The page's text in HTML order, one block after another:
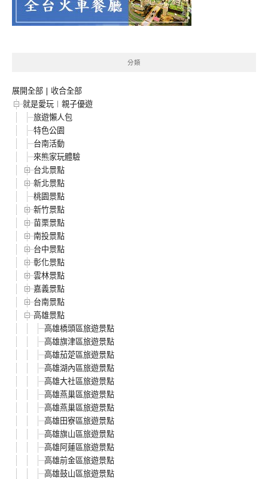
分類
展開全部 | 收合全部
就是愛玩︱親子優遊
旅遊懶人包
特色公園
台南活動
來熊家玩體驗
台北景點
新北景點
桃園景點
新竹景點
苗栗景點
南投景點
台中景點
彰化景點
雲林景點
嘉義景點
台南景點
高雄景點
高雄橋頭區旅遊景點
高雄旗津區旅遊景點
高雄茄萣區旅遊景點
高雄湖內區旅遊景點
高雄大社區旅遊景點
高雄燕巢區旅遊景點
高雄燕巢區旅遊景點
高雄田寮區旅遊景點
高雄旗山區旅遊景點
高雄阿蓮區旅遊景點
高雄前金區旅遊景點
高雄鼓山區旅遊景點